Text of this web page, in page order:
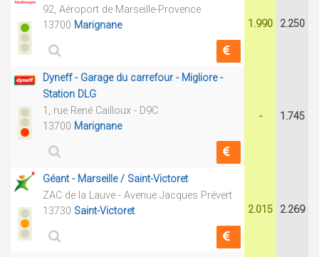
92, Aéroport de Marseille-Provence
13700 Marignane 1.990 2.250
Dyneff - Garage du carrefour - Migliore -
Station DLG
1, rue René Cailloux - D9C
13700 Marignane
- 1.745
Géant - Marseille / Saint-Victoret
ZAC de la Lauve - Avenue Jacques Prévert
13730 Saint-Victoret 2.015 2.269